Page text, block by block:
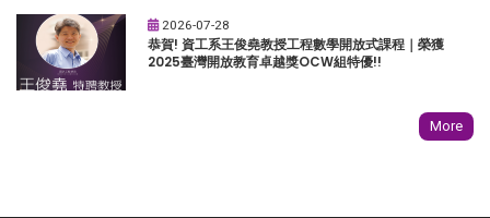
2026-07-28
恭賀! 資工系王俊堯教授工程數學開放式課程｜榮獲
2025臺灣開放教育卓越獎OCW組特優!!
More